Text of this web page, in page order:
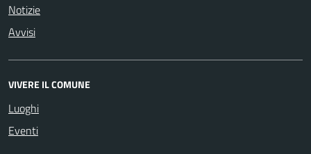
Notizie
Avvisi
VIVERE IL COMUNE
Luoghi
Eventi